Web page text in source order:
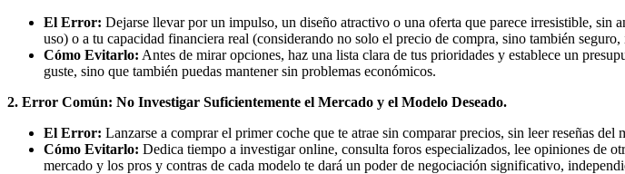
El Error: Dejarse llevar por un impulso, un diseño atractivo o una oferta que parece irresistible, sin
uso) o a tu capacidad financiera real (considerando no solo el precio de compra, sino también
Cómo Evitarlo: Antes de mirar opciones, haz una lista clara de tus prioridades y establece un
guste, sino que también puedas mantener sin problemas económicos.
2. Error Común: No Investigar Suficientemente el Mercado y el Modelo Deseado.
El Error: Lanzarse a comprar el primer coche que te atrae sin comparar precios, sin leer reseñas
Cómo Evitarlo: Dedica tiempo a investigar online, consulta foros especializados, lee opiniones de
mercado y los pros y contras de cada modelo te dará un poder de negociación significativo,